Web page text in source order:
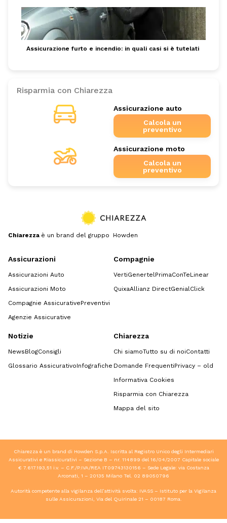
Assicurazione furto e incendio: in quali casi si è tutelati
Risparmia con Chiarezza
Assicurazione auto
Calcola un
preventivo
Assicurazione moto
Calcola un
preventivo
Chiarezza è un brand del gruppo Howden
Assicurazioni
Assicurazioni Auto
Assicurazioni Moto
Compagnie AssicurativePreventivi
Agenzie Assicurative
Compagnie
VertiGenertelPrimaConTeLinear
QuixaAllianz DirectGenialClick
Notizie
NewsBlogConsigli
Glossario AssicurativoInfografiche
Chiarezza
Chi siamoTutto su di noiContatti
Domande FrequentiPrivacy – old
Informativa Cookies
Risparmia con Chiarezza
Mappa del sito
Chiarezza è un brand di Howden S.p.A. Iscritta al Registro Unico degli Intermediari
Assicurativi e Riassicurativi – Sezione B – nr. 114899 del 16/04/2007 Capitale sociale
€ 7.617.193,51 i.v. – C.F./P.IVA/REA IT09743130156 – Sede Legale: via Costanza
Arconati, 1 – 20135 Milano Tel. 02 89050796
Autorità competente alla vigilanza dell’attività svolta: IVASS – Istituto per la Vigilanza
sulle Assicurazioni, Via del Quirinale 21 – 00187 Roma.